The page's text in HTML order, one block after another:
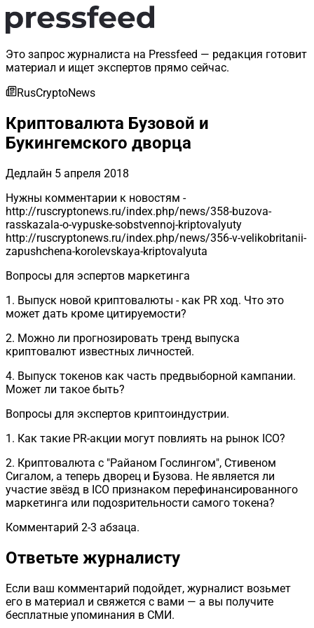
Это запрос журналиста на Pressfeed — редакция готовит
материал и ищет экспертов прямо сейчас.
RusCryptoNews
Криптовалюта Бузовой и
Букингемского дворца
Дедлайн 5 апреля 2018
Нужны комментарии к новостям -
http://ruscryptonews.ru/index.php/news/358-buzova-
rasskazala-o-vypuske-sobstvennoj-kriptovalyuty
http://ruscryptonews.ru/index.php/news/356-v-velikobritanii-
zapushchena-korolevskaya-kriptovalyuta
Вопросы для эспертов маркетинга
1. Выпуск новой криптовалюты - как PR ход. Что это
может дать кроме цитируемости?
2. Можно ли прогнозировать тренд выпуска
криптовалют известных личностей.
4. Выпуск токенов как часть предвыборной кампании.
Может ли такое быть?
Вопросы для экспертов криптоиндустрии.
1. Как такие PR-акции могут повлиять на рынок ICO?
2. Криптовалюта с "Райаном Гослингом", Стивеном
Сигалом, а теперь дворец и Бузова. Не является ли
участие звёзд в ICO признаком перефинансированного
маркетинга или подозрительности самого токена?
Комментарий 2-3 абзаца.
Ответьте журналисту
Если ваш комментарий подойдет, журналист возьмет
его в материал и свяжется с вами — а вы получите
бесплатные упоминания в СМИ.